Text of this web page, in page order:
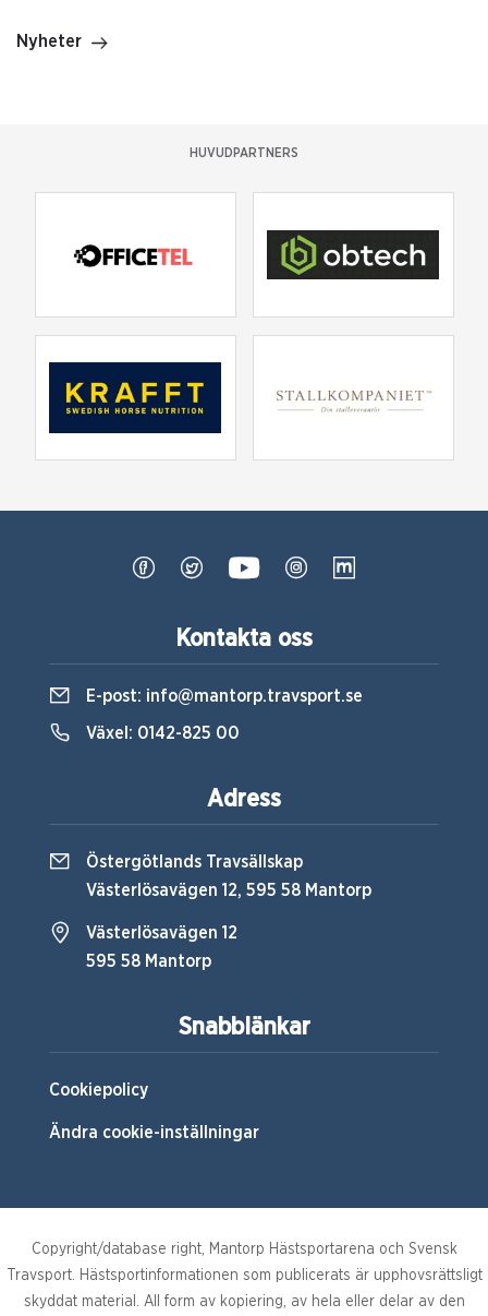
Nyheter
HUVUDPARTNERS
Snabblänkar
Cookiepolicy
Ändra cookie-inställningar
Kontakta oss
E-post: info@mantorp.travsport.se
Växel: 0142-825 00
Adress
Östergötlands Travsällskap
Västerlösavägen 12, 595 58 Mantorp
Västerlösavägen 12
595 58 Mantorp
Copyright/database right, Mantorp Hästsportarena och Svensk
Travsport. Hästsportinformationen som publicerats är upphovsrättsligt
skyddat material. All form av kopiering, av hela eller delar av den